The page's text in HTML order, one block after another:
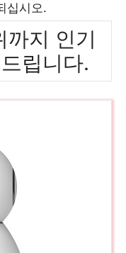
십시오.
지 인기
립니다.